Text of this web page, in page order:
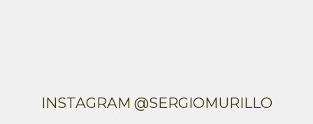
INSTAGRAM @SERGIOMURILLO